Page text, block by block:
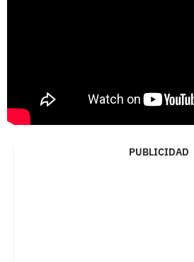
PUBLICIDAD